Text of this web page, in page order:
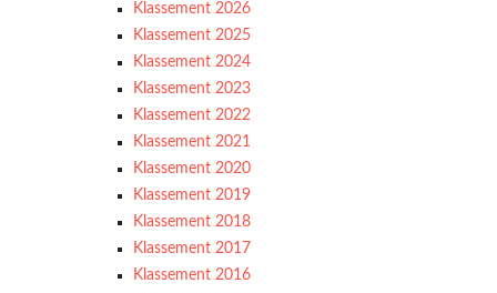
Klassement 2026
Klassement 2025
Klassement 2024
Klassement 2023
Klassement 2022
Klassement 2021
Klassement 2020
Klassement 2019
Klassement 2018
Klassement 2017
Klassement 2016